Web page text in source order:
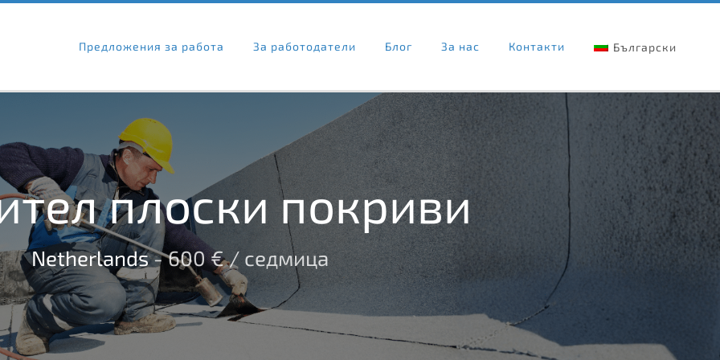
Предложения за работа За работодатели Блог За нас Контакти Български
плоски покриви
Netherlands- 600 € / седмица